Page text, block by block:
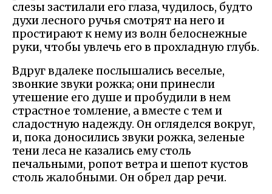
слезы застилали его глаза, чудилось, будто
духи лесного ручья смотрят на него и
простирают к нему из волн белоснежные
руки, чтобы увлечь его в прохладную глубь.
Вдруг вдалеке послышались веселые,
звонкие звуки рожка; они принесли
утешение его душе и пробудили в нем
страстное томление, а вместе с тем и
сладостную надежду. Он огляделся вокруг,
и, пока доносились звуки рожка, зеленые
тени леса не казались ему столь
печальными, ропот ветра и шепот кустов
столь жалобными. Он обрел дар речи.